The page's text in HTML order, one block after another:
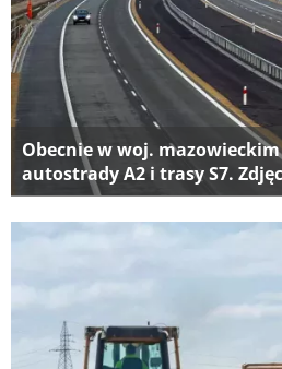
Obecnie w woj.
autostrady A2 i trasy S7.